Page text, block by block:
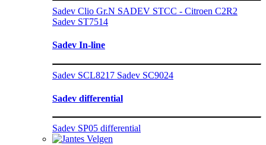
Sadev Clio Gr.N SADEV STCC - Citroen C2R2
Sadev ST7514
Sadev In-line
Sadev SCL8217 Sadev SC9024
Sadev differential
Sadev SP05 differential
Velgen